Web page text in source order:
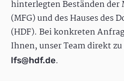
hinterlegten Beständen
(MFG) und des Hauses des
(HDF). Bei konkreten
Ihnen, unser Team direkt
lfs@hdf.de.